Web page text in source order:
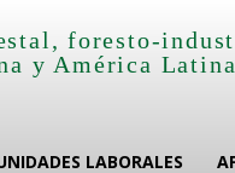
foresto-
y América
LABORALES